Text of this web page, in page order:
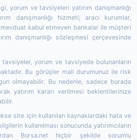
yorum ve tavsiyeleri yatırım danışmanlığı
danışmanlığı hizmeti; aracı kurumlar,
kabul etmeyen bankalar ile müşteri
danışmanlığı sözleşmesi çerçevesinde
yorum ve tavsiyede bulunanların
Bu görüşler mali durumunuz ile risk
olmayabilir. Bu nedenle, sadece burada
yatırım kararı verilmesi beklentilerinize
site için kullanılan kaynaklardaki hata ve
kullanılması sonucunda yatırımcıların
Borsa.net hiçbir şekilde sorumlu